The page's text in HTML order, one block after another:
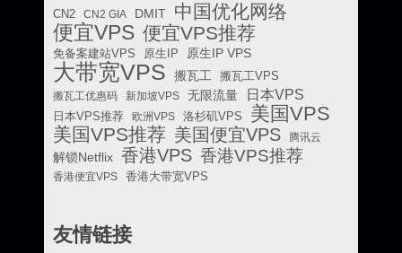
CN2 CN2 GIA DMIT 中国优化网络
便宜VPS 便宜VPS推荐
免备案建站VPS 原生IP 原生IP VPS
大带宽VPS 搬瓦工
搬瓦工VPS
搬瓦工优惠码
新加坡VPS 无限流量 日本VPS
日本VPS推荐 欧洲VPS 洛杉矶VPS 美国VPS
美国VPS推荐 美国便宜VPS 腾讯云
解锁Netflix 香港VPS 香港VPS推荐
香港便宜VPS 香港大带宽VPS
友情链接